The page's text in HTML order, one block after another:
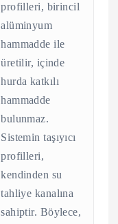
profilleri, birincil
alüminyum
hammadde ile
üretilir, içinde
hurda katkılı
hammadde
bulunmaz.
Sistemin taşıyıcı
profilleri,
kendinden su
tahliye kanalına
sahiptir. Böylece,